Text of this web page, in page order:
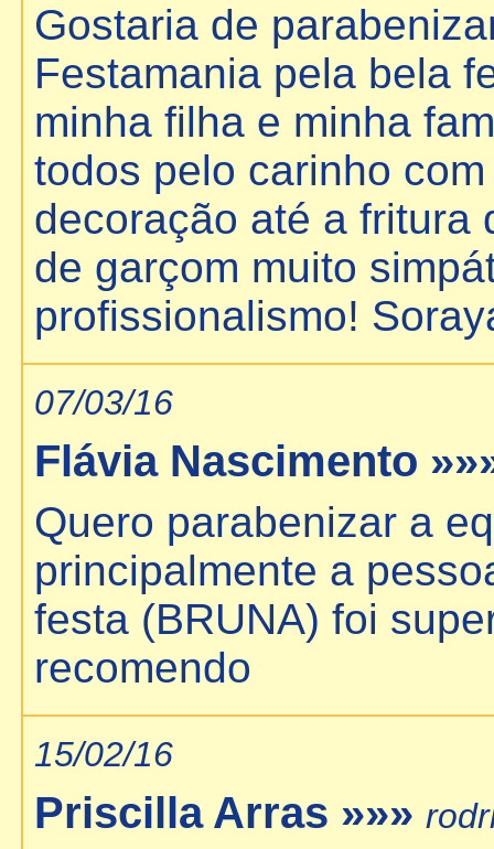
Gostaria de
Festamania pela bela
minha filha e minha
todos pelo carinho
decoração até a fritura
de garçom muito
profissionalismo!
07/03/16
Flávia Nascimento
Quero parabenizar a
principalmente a
festa (BRUNA) foi
recomendo
15/02/16
Priscilla Arras »»»